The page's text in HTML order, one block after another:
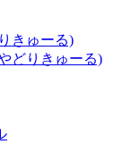
きゅーる)
どりきゅーる)